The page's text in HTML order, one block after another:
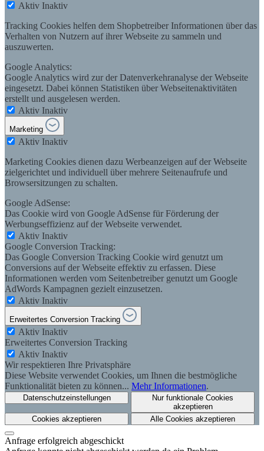
Aktiv Inaktiv
Tracking Cookies helfen dem Shopbetreiber Informationen über das
Verhalten von Nutzern auf ihrer Webseite zu sammeln und
auszuwerten.
Google Analytics:
Google Analytics wird zur der Datenverkehranalyse der Webseite
eingesetzt. Dabei können Statistiken über Webseitenaktivitäten
erstellt und ausgelesen werden.
Aktiv Inaktiv
Marketing
Aktiv Inaktiv
Marketing Cookies dienen dazu Werbeanzeigen auf der Webseite
zielgerichtet und individuell über mehrere Seitenaufrufe und
Browsersitzungen zu schalten.
Google AdSense:
Das Cookie wird von Google AdSense für Förderung der
Werbungseffizienz auf der Webseite verwendet.
Aktiv Inaktiv
Google Conversion Tracking:
Das Google Conversion Tracking Cookie wird genutzt um
Conversions auf der Webseite effektiv zu erfassen. Diese
Informationen werden vom Seitenbetreiber genutzt um Google
AdWords Kampagnen gezielt einzusetzen.
Aktiv Inaktiv
Erweitertes Conversion Tracking
Aktiv Inaktiv
Erweitertes Conversion Tracking
Aktiv Inaktiv
Wir respektieren Ihre Privatsphäre
Diese Website verwendet Cookies, um Ihnen die bestmögliche
Funktionalität bieten zu können... Mehr Informationen.
Datenschutzeinstellungen
Nur funktionale Cookies
akzeptieren
Cookies akzeptieren
Alle Cookies akzeptieren
Anfrage erfolgreich abgeschickt